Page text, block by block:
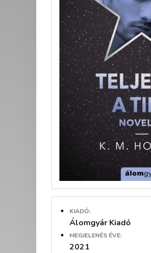
KIADÓ:
Álomgyár Kiadó
MEGJELENÉS ÉVE:
2021